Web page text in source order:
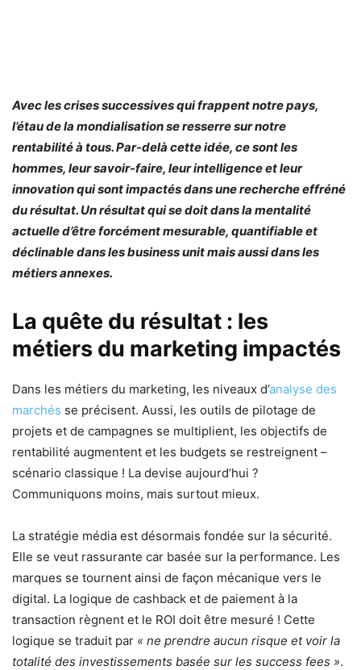
Avec les crises successives qui frappent notre pays,
l’étau de la mondialisation se resserre sur notre
rentabilité à tous. Par-delà cette idée, ce sont les
hommes, leur savoir-faire, leur intelligence et leur
innovation qui sont impactés dans une recherche effréné
du résultat. Un résultat qui se doit dans la mentalité
actuelle d’être forcément mesurable, quantifiable et
déclinable dans les business unit mais aussi dans les
métiers annexes.
La quête du résultat : les
métiers du marketing impactés
Dans les métiers du marketing, les niveaux d’analyse des
marchés se précisent. Aussi, les outils de pilotage de
projets et de campagnes se multiplient, les objectifs de
rentabilité augmentent et les budgets se restreignent –
scénario classique ! La devise aujourd’hui ?
Communiquons moins, mais surtout mieux.
La stratégie média est désormais fondée sur la sécurité.
Elle se veut rassurante car basée sur la performance. Les
marques se tournent ainsi de façon mécanique vers le
digital. La logique de cashback et de paiement à la
transaction règnent et le ROI doit être mesuré ! Cette
logique se traduit par « ne prendre aucun risque et voir la
totalité des investissements basée sur les success fees ».